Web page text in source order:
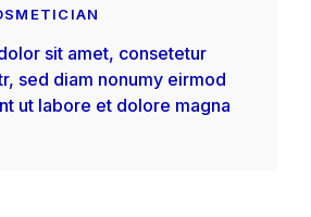
sit amet, consetetur
sed diam nonumy eirmod
ut labore et dolore magna